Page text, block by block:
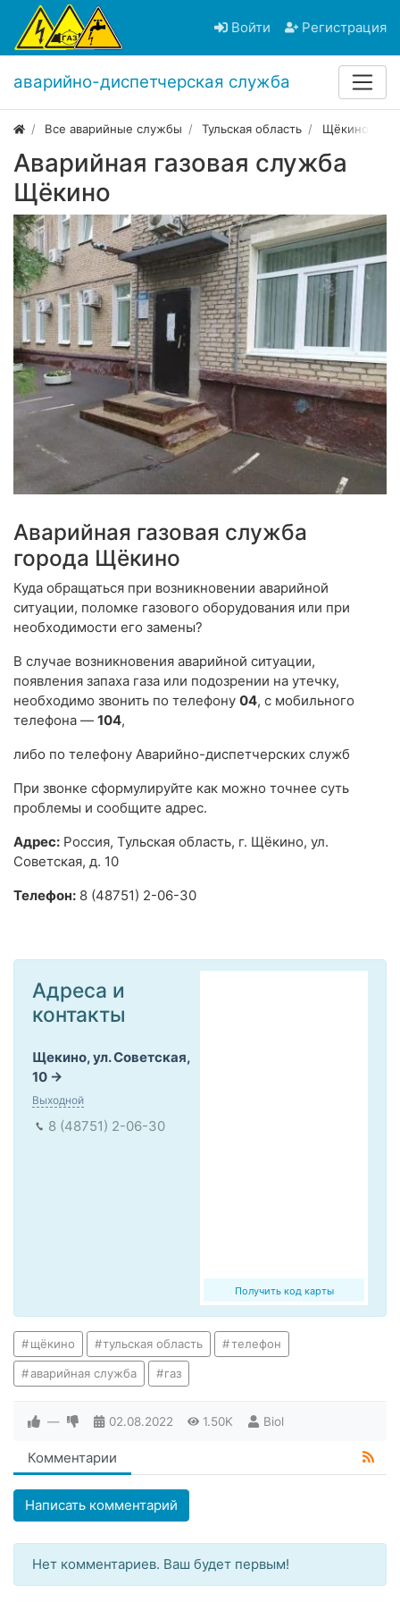
Войти Регистрация
аварийно-диспетчерская служба
Все аварийные службы Тульская область Щёкино
Аварийная газовая служба
Щёкино
Аварийная газовая служба
города Щёкино
Куда обращаться при возникновении аварийной
ситуации, поломке газового оборудования или при
необходимости его замены?
В случае возникновения аварийной ситуации,
появления запаха газа или подозрении на утечку,
необходимо звонить по телефону 04, с мобильного
телефона — 104,
либо по телефону Аварийно-диспетчерских служб
При звонке сформулируйте как можно точнее суть
проблемы и сообщите адрес.
Адрес: Россия, Тульская область, г. Щёкино, ул.
Советская, д. 10
Телефон: 8 (48751) 2-06-30
Получить код карты
Адреса и
контакты
Щекино, ул. Советская,
10
Выходной
8 (48751) 2-06-30
щёкино тульская область телефон
аварийная служба газ
— 02.08.2022 1.50K Biol
Комментарии
Написать комментарий
Нет комментариев. Ваш будет первым!